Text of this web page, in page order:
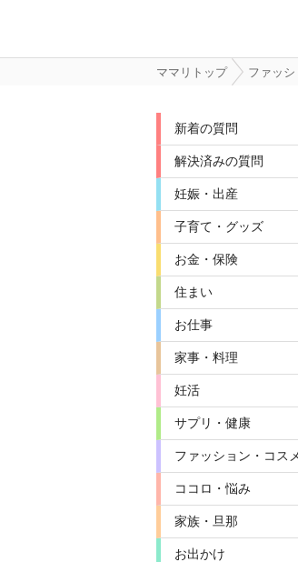
ママリトップ ファッ
新着の質問
解決済みの質問
妊娠・出産
子育て・グッズ
お金・保険
住まい
お仕事
家事・料理
妊活
サプリ・健康
ファッション・コス
ココロ・悩み
家族・旦那
お出かけ